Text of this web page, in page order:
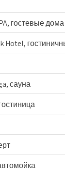
гостевые дома
Hotel,
сауна